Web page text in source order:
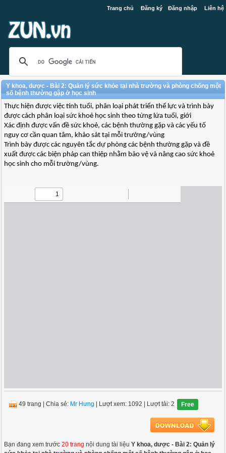
Trang chủ Đăng ký Đăng nhập Liên hệ
Y khoa, dược - Bài 2: Quản lý sức khỏe tại nhà trường và phòng chống một
số bệnh thường gập ở học sinh
Thực hiện được việc tính tuổi, phân loại phát triển thể lực và trình bày
được cách phân loại sức khoẻ học sinh theo từng lứa tuổi, giới
Xác định được vấn đề sức khoẻ, các bệnh thường gặp và các yếu tố
nguy cơ cần quan tâm, khảo sát tại mỗi trường/vùng
Trình bày được các nguyên tắc dự phòng các bệnh thường gặp và đề
xuất được các biện pháp can thiệp nhằm bảo vệ và nâng cao sức khoẻ
học sinh cho mỗi trường/vùng.
49 trang |Chia sẻ: Mr Hưng | Lượt xem: 1092 | Lượt tải: 2 Free
Bạn đang xem trước20 trang nội dung tài liệuY khoa, dược - Bài 2: Quản lý